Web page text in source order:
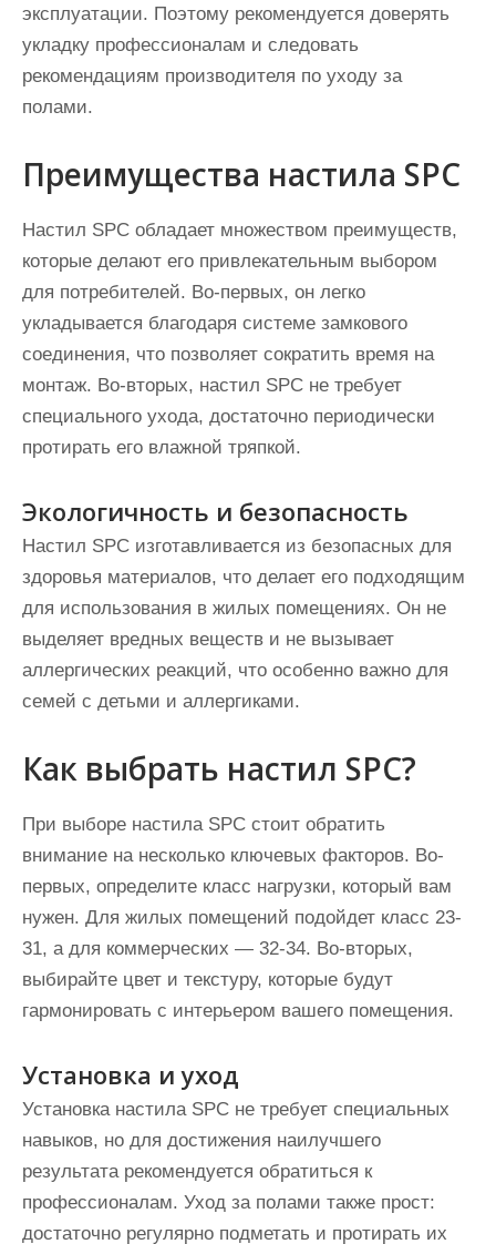
эксплуатации. Поэтому рекомендуется доверять
укладку профессионалам и следовать
рекомендациям производителя по уходу за
полами.
Преимущества настила SPC
Настил SPC обладает множеством преимуществ,
которые делают его привлекательным выбором
для потребителей. Во-первых, он легко
укладывается благодаря системе замкового
соединения, что позволяет сократить время на
монтаж. Во-вторых, настил SPC не требует
специального ухода, достаточно периодически
протирать его влажной тряпкой.
Экологичность и безопасность
Настил SPC изготавливается из безопасных для
здоровья материалов, что делает его подходящим
для использования в жилых помещениях. Он не
выделяет вредных веществ и не вызывает
аллергических реакций, что особенно важно для
семей с детьми и аллергиками.
Как выбрать настил SPC?
При выборе настила SPC стоит обратить
внимание на несколько ключевых факторов. Во-
первых, определите класс нагрузки, который вам
нужен. Для жилых помещений подойдет класс 23-
31, а для коммерческих — 32-34. Во-вторых,
выбирайте цвет и текстуру, которые будут
гармонировать с интерьером вашего помещения.
Установка и уход
Установка настила SPC не требует специальных
навыков, но для достижения наилучшего
результата рекомендуется обратиться к
профессионалам. Уход за полами также прост:
достаточно регулярно подметать и протирать их